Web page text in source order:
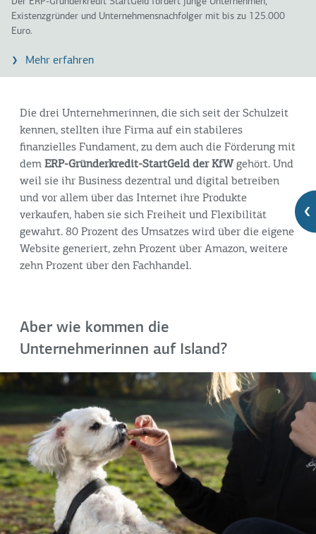
Existenzgründer und Unternehmensnachfolger mit bis zu 125.000
Euro.
Mehr erfahren
Die drei Unternehmerinnen, die sich seit der Schulzeit
kennen, stellten ihre Firma auf ein stabileres
finanzielles Fundament, zu dem auch die Förderung mit
dem ERP-Gründerkredit-StartGeld der KfW gehört. Und
weil sie ihr Business dezentral und digital betreiben
und vor allem über das Internet ihre Produkte
verkaufen, haben sie sich Freiheit und Flexibilität
gewahrt. 80 Prozent des Umsatzes wird über die eigene
Website generiert, zehn Prozent über Amazon, weitere
zehn Prozent über den Fachhandel.
Aber wie kommen die
Unternehmerinnen auf Island?